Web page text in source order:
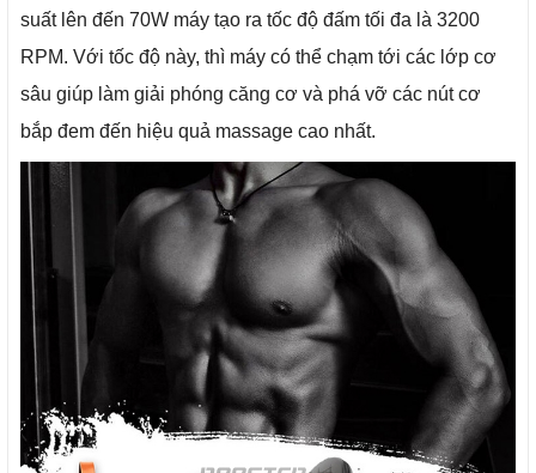
suất lên đến 70W máy tạo ra tốc độ đấm tối đa là 3200
RPM. Với tốc độ này, thì máy có thể chạm tới các lớp cơ
sâu giúp làm giải phóng căng cơ và phá vỡ các nút cơ
bắp đem đến hiệu quả massage cao nhất.